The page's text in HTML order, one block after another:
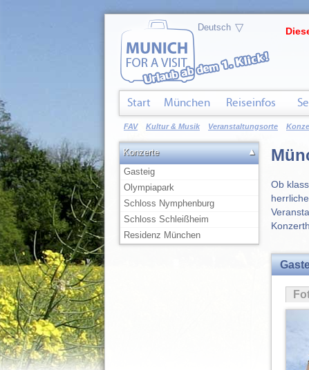
Ob
Konzerte
▲
Gasteig
Olympiapark
Schloss Nymphenburg
Schloss Schleißheim
Residenz München
▽
FAV Kultur & Musik Veranstaltungsorte
Start München Reiseinfos